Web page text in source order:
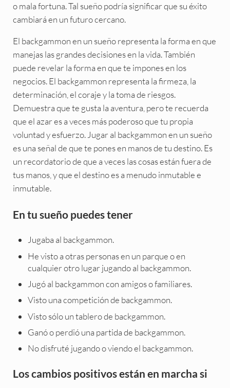
o mala fortuna. Tal sueño podría significar que su éxito
cambiará en un futuro cercano.
El backgammon en un sueño representa la forma en que
manejas las grandes decisiones en la vida. También
puede revelar la forma en que te impones en los
negocios. El backgammon representa la firmeza, la
determinación, el coraje y la toma de riesgos.
Demuestra que te gusta la aventura, pero te recuerda
que el azar es a veces más poderoso que tu propia
voluntad y esfuerzo. Jugar al backgammon en un sueño
es una señal de que te pones en manos de tu destino. Es
un recordatorio de que a veces las cosas están fuera de
tus manos, y que el destino es a menudo inmutable e
inmutable.
En tu sueño puedes tener
Jugaba al backgammon.
He visto a otras personas en un parque o en
cualquier otro lugar jugando al backgammon.
Jugó al backgammon con amigos o familiares.
Visto una competición de backgammon.
Visto sólo un tablero de backgammon.
Ganó o perdió una partida de backgammon.
No disfruté jugando o viendo el backgammon.
Los cambios positivos están en marcha si